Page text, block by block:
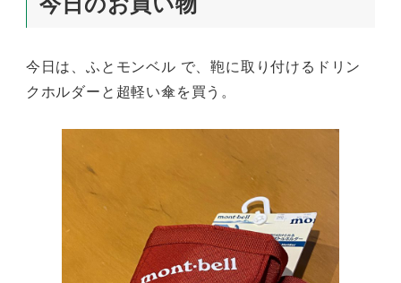
今日は、ふとモンベル で、鞄に取り付けるドリン
クホルダーと超軽い傘を買う。